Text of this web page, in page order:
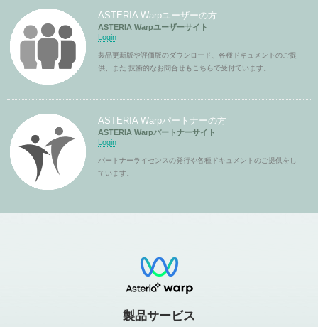
ASTERIA Warpユーザーの方
ASTERIA Warpユーザーサイト
Login
製品更新版や評価版のダウンロード、各種ドキュメントのご提
供、また 技術的なお問合せもこちらで受付ています。
ASTERIA Warpパートナーの方
ASTERIA Warpパートナーサイト
Login
パートナーライセンスの発行や各種ドキュメントのご提供をし
ています。
製品サービス